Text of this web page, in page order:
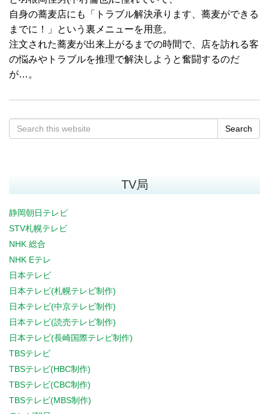
自身の蕎麦店にも「トラブル解決承ります、蕎麦ができる
までに！」という裏メニューを用意。
注文された蕎麦が出来上がるまでの時間で、店を訪れる客
の悩みやトラブルを推理で解決しようと奮闘するのだ
が…。
Search
TV局
静岡朝日テレビ
STV札幌テレビ
NHK 総合
NHK Eテレ
日本テレビ
日本テレビ(札幌テレビ制作)
日本テレビ(中京テレビ制作)
日本テレビ(読売テレビ制作)
日本テレビ(長崎国際テレビ制作)
TBSテレビ
TBSテレビ(HBC制作)
TBSテレビ(CBC制作)
TBSテレビ(MBS制作)